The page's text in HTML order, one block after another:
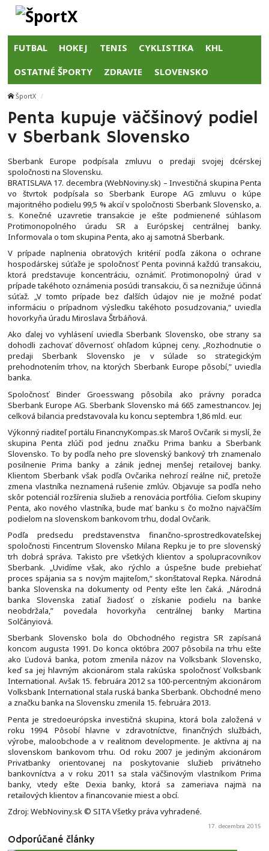
FUTBAL HOKEJ TENIS CYKLISTIKA KHL
OSTATNÉ ŠPORTY ZDRAVIE SLOVENSKO
ŠportX
Penta kupuje väčšinový podiel
v Sberbank Slovensko
Sberbank Europe podpísala zmluvu o predaji svojej dcérskej
spoločnosti na Slovensku.
BRATISLAVA 17. decembra (WebNoviny.sk) – Investičná skupina Penta
vo štvrtok podpísala so Sberbank Europe AG zmluvu o kúpe
majoritného podielu 99,5 % akcií v spoločnosti Sberbank Slovensko, a.
s. Konečné uzavretie transakcie je ešte podmienené súhlasom
Protimonopolného úradu SR a Európskej centrálnej banky.
Informovala o tom skupina Penta, ako aj samotná Sberbank.
V prípade naplnenia obratových kritérií podľa zákona o ochrane
hospodárskej súťaže je spoločnosť Penta povinná každú transakciu,
ktorá predstavuje koncentráciu, oznámiť. Protimonopolný úrad v
prípade takéhoto oznámenia posúdi transakciu, či sa neznižuje účinná
súťaž. „V tomto prípade bez ďalších údajov nie je možné podať
informáciu o prípadnom výsledku takéhoto posudzovania,“ uviedla
hovorkyňa úradu Miroslava Štrbáňová.
Ako ďalej vo vyhlásení uviedla Sberbank Slovensko, obe strany sa
dohodli zachovať dôvernosť ohľadom kúpnej ceny. „Rozhodnutie o
predaji Sberbank Slovensko je v súlade so strategickým
prehodnotením trhov, na ktorých Sberbank Europe pôsobí,” uviedla
banka.
Spoločnosť Binder Groesswang pôsobila ako právny poradca
Sberbank Europe AG. Sberbank Slovensko má 665 zamestnancov. Jej
celková bilancia predstavovala ku koncu septembra 1,86 mld. eur.
Výkonný riaditeľ portálu FinancnyKompas.sk Maroš Ovčarik si myslí, že
skupina Penta zlúči pod jednu značku Prima banku a Sberbank
Slovensko. To by podľa neho pre slovenský bankový trh znamenalo
posilnenie Prima banky a zánik jednej menšej retailovej banky.
Klientom Sberbank však podľa Ovčarika nehrozí reálne nič, pretože
zmena vlastníka neznamená rušenie zmlúv. Objavuje sa podľa neho
skôr potenciál rozšírenia služieb a renovácia portfólia. Cieľom skupiny
Penta, ako nového vlastníka, bude mať banku s čo možno najväčším
podielom na slovenskom bankovom trhu, dodal Ovčarik.
Podľa predsedu predstavenstva finančno-sprostredkovateľskej
spoločnosti Fincentrum Slovensko Milana Repku je to pre slovenský
trh dobrá správa. Takisto pre všetkých klientov a spolupracovníkov
Sberbank. „Uvidíme však, ako rýchlo a úspešne bude prebiehať
proces spájania sa s novým majiteľom,“ skonštatoval Repka. Národná
banka Slovenska na dokumenty od Penty ešte len čaká. „Národná
banka Slovenska zatiaľ žiadosť o získanie podielu na banke
neobdržala,” povedala hovorkyňa centrálnej banky Martina
Solčányiová.
Sberbank Slovensko bola do Obchodného registra SR zapísaná
koncom augusta 1991. Do konca októbra 2007 pôsobila na trhu ešte
ako Ľudová banka, potom zmenila názov na Volksbank Slovensko,
keď sa jej hlavným akcionárom stala rakúska spoločnosť Volksbank
International. Avšak 15. februára 2012 sa 100-percentným akcionárom
Volksbank International stala ruská banka Sberbank. Obchodné meno
a značku banka na Slovensku zmenila 15. februára 2013.
Penta je stredoeurópska investičná skupina, ktorá bola založená v
roku 1994. Pôsobí hlavne v zdravotníctve, finančných službách,
výrobe, maloobchode a v realitnom developmente. Je aktívna aj na
slovenskom bankovom trhu. Od roku 2007 je jediným akcionárom
Privatbanky orientovanej na poskytovanie služieb privátneho
bankovníctva a v roku 2011 sa stala väčšinovým vlastníkom Prima
banky, vtedy ešte Dexia banky, ktorá sa zameriava najmä na
retailových klientov a financovanie miest a obcí.
Zdroj: WebNoviny.sk © SITA Všetky práva vyhradené.
17. decembra 2015
Odporúčané články